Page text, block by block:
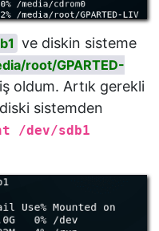
ve diskin sisteme
root/GPARTED-
oldum. Artık gerekli
sistemden
/dev/sdb1